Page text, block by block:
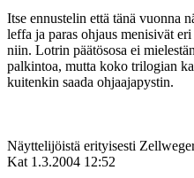
Itse ennustelin että tänä vuonna
leffa ja paras ohjaus menisivät
niin. Lotrin päätösosa ei
palkintoa, mutta koko trilogian
kuitenkin saada ohjaajapystin.
Näyttelijöistä erityisesti
Kat 1.3.2004 12:52